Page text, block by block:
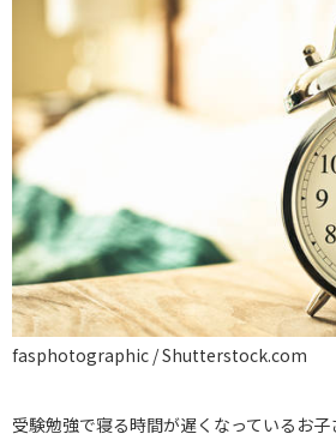
fasphotographic / Shutterstock.com
受験勉強で寝る時間が遅くなっているお